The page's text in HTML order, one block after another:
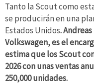
Tanto la Scout como
se producirán en una
Estados Unidos.
Volkswagen, es el
estima que los Scout
2026 con unas ventas
250,000 unidades.